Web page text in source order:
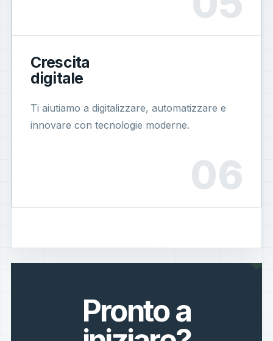
Crescita
digitale
Ti aiutiamo a digitalizzare, automatizzare e
innovare con tecnologie moderne.
Pronto a